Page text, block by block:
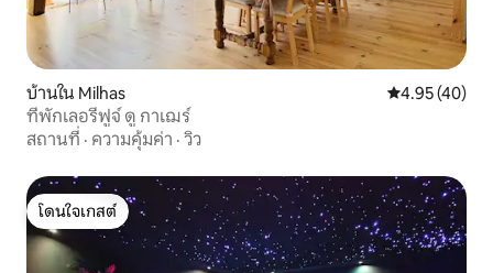
บ้านใน Milhas คะแนนเฉลี่ย
4.95 (40)
ที่พักเลอรีฟูจ์ ดู กาเฌร์
สถานที่ · ความคุ้มค่า · วิว
โดนใจเกสต์
โดนใจเกสต์